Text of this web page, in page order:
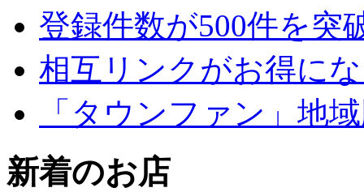
登録件数が500件を突
相互リンクがお得に
「タウンファン」地
新着のお店